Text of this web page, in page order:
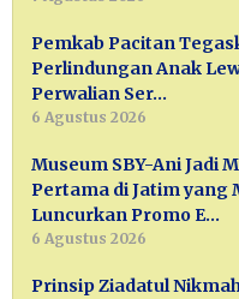
Pemkab Pacitan
Perlindungan Anak
Perwalian Ser…
6 Agustus 2026
Museum SBY-Ani Jadi
Pertama di Jatim yang
Luncurkan Promo E…
6 Agustus 2026
Prinsip Ziadatul